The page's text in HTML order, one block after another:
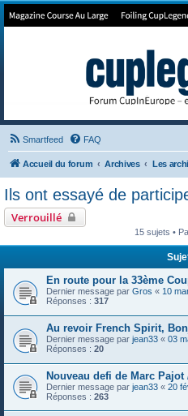
Forum de Cup In
Smartfeed FAQ
Accueil du forum Archives
Ils ont essayé de
Verrouillé
15 sujets •
En route pour la 33ème
Dernier message par Gros « 10
Réponses : 317
Au revoir French Spirit,
Dernier message par jean33 « 03
Réponses : 20
Nouveau defi de Marc
Dernier message par jean33 « 20
Réponses : 263